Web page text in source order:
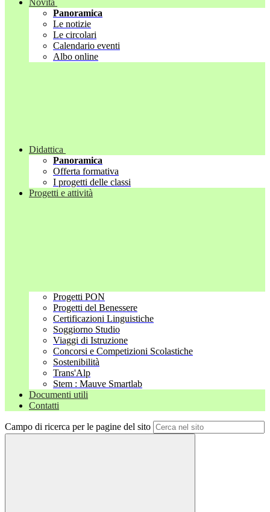
Novità
Panoramica
Le notizie
Le circolari
Calendario eventi
Albo online
Didattica
Panoramica
Offerta formativa
I progetti delle classi
Progetti e attività
Progetti PON
Progetti del Benessere
Certificazioni Linguistiche
Soggiorno Studio
Viaggi di Istruzione
Concorsi e Competizioni Scolastiche
Sostenibilità
Trans'Alp
Stem : Mauve Smartlab
Documenti utili
Contatti
Campo di ricerca per le pagine del sito